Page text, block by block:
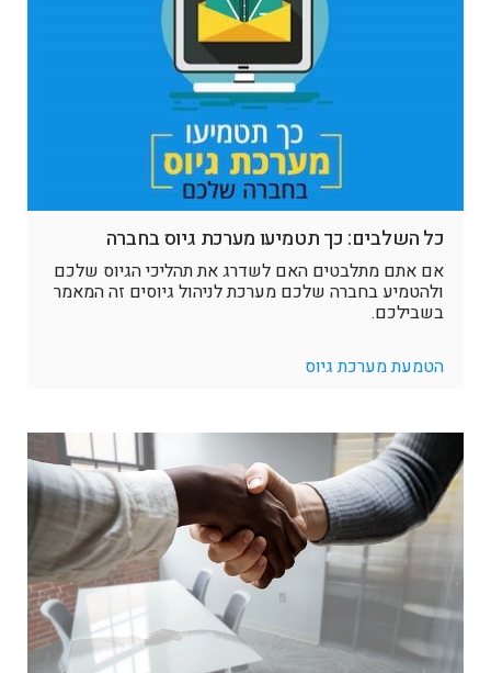
כל השלבים: כך תטמיעו מערכת גיוס בחברה
אם אתם מתלבטים האם לשדרג את תהליכי הגיוס שלכם
ולהטמיע בחברה שלכם מערכת לניהול גיוסים זה המאמר
בשבילכם.
הטמעת מערכת גיוס